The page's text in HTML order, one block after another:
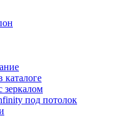
каталоге
зеркалом
под потолок